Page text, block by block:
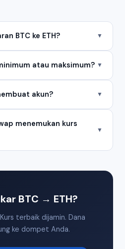
BTC ke ETH? ▼
atau maksimum? ▼
akun? ▼
menemukan kurs
▼
BTC → ETH?
terbaik dijamin. Dana
ke dompet Anda.